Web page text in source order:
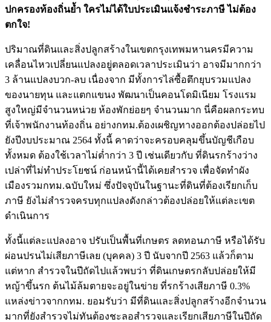
ปกครองท้องถิ่นย้ำ ใครไม่ได้ใบประเมินแจ้งชำระภาษี ไม่ต้อง
ตกใจ!
ปริมาณที่ดินและสิ่งปลูกสร้างในเขตกรุงเทพมหานครมีความ
เคลื่อนไหวเปลี่ยนแปลงอยู่ตลอดเวลาประเมินว่า อาจมีมากกว่า
3 ล้านแปลงบวก-ลบ เนื่องจาก มีทั้งการไล่ซื้อตึกยุบรวมแปลง
ของนายทุน และแตกแขนง พัฒนาเป็นคอนโดมิเนียม โรงแรม
สูงใหญ่มีจำนวนหน่วย ห้องพักย่อยๆ จำนวนมาก นี่คือผลกระทบ
ที่เจ้าพนักงานท้องถิ่น อย่างกทม.ต้องเผชิญทางออกต้องปล่อยไป
ยังปีงบประมาณ 2564 ทั้งนี้ คาดว่าจะครอบคลุมขึ้นบัญชีเกือบ
ทั้งหมด ต้องใช้เวลาไม่ต่ำกว่า 3 ปี เช่นเดียวกับ ที่ดินรกร้างว่าง
เปล่าที่ไม่ทำประโยชน์ ก่อนหน้านี้ได้เคยสำรวจ เพื่อจัดทำผัง
เมืองรวมกทม.ฉบับใหม่ ซึ่งปัจจุบันในฐานะที่ดินที่ต้องเรียกเก็บ
ภาษี ยังไม่สำรวจครบทุกแปลงดังกล่าวต้องปล่อยให้แต่ละเขต
ดำเนินการ
ทั้งนี้แต่ละแปลงอาจ ปรับเป็นพื้นที่เกษตร ลดทอนภาษี หรือได้รับ
ผ่อนปรนไม่เสียภาษีเลย (บุคคล) 3 ปี นับจากปี 2563 แล้วก็ตาม
แต่หาก สำรวจในปีถัดไปแล้วพบว่า ที่ดินเกษตรกลับปล่อยให้มี
หญ้าขึ้นรก ต้นไม้ล้มตายจะอยู่ในข่าย ที่รกร้างเสียภาษี 0.3%
แหล่งข่าวจากกทม. ยอมรับว่า มีที่ดินและสิ่งปลูกสร้างอีกจำนวน
มากที่ยังสำรวจไม่ทันต้องชะลอสำรวจและเรียกเสียภาษีในปีถัด